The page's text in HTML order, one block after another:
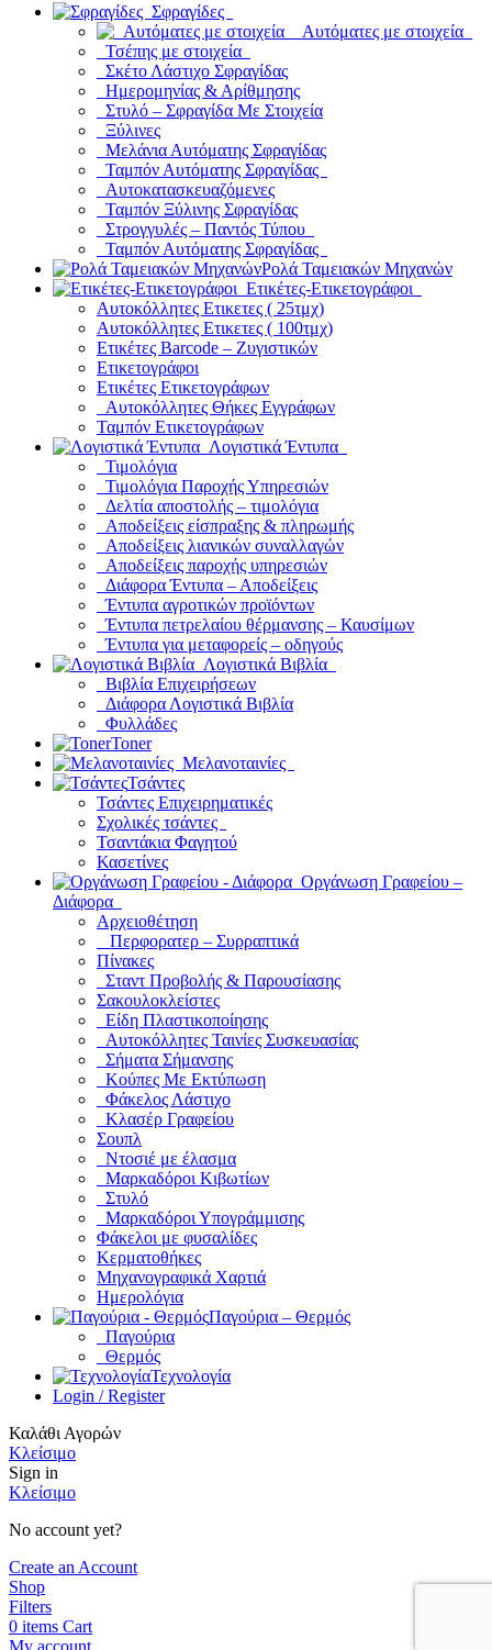
Σφραγίδες
Αυτόματες με στοιχεία
Τσέπης με στοιχεία
Σκέτο Λάστιχο Σφραγίδας
Ημερομηνίας & Αρίθμησης
Στυλό – Σφραγίδα Με Στοιχεία
Ξύλινες
Μελάνια Αυτόματης Σφραγίδας
Ταμπόν Αυτόματης Σφραγίδας
Αυτοκατασκευαζόμενες
Ταμπόν Ξύλινης Σφραγίδας
Στρογγυλές – Παντός Τύπου
Ταμπόν Αυτόματης Σφραγίδας
Ρολά Ταμειακών Μηχανών
Ετικέτες-Ετικετογράφοι
Αυτοκόλλητες Ετικετες ( 25τμχ)
Αυτοκόλλητες Ετικετες ( 100τμχ)
Ετικέτες Barcode – Ζυγιστικών
Ετικετογράφοι
Ετικέτες Ετικετογράφων
Αυτοκόλλητες Θήκες Εγγράφων
Ταμπόν Ετικετογράφων
Λογιστικά Έντυπα
Τιμολόγια
Τιμολόγια Παροχής Υπηρεσιών
Δελτία αποστολής – τιμολόγια
Αποδείξεις είσπραξης & πληρωμής
Αποδείξεις λιανικών συναλλαγών
Αποδείξεις παροχής υπηρεσιών
Διάφορα Έντυπα – Αποδείξεις
Έντυπα αγροτικών προϊόντων
Έντυπα πετρελαίου θέρμανσης – Καυσίμων
Έντυπα για μεταφορείς – οδηγούς
Λογιστικά Βιβλία
Βιβλία Επιχειρήσεων
Διάφορα Λογιστικά Βιβλία
Φυλλάδες
Toner
Μελανοταινίες
Τσάντες
Τσάντες Επιχειρηματικές
Σχολικές τσάντες
Τσαντάκια Φαγητού
Κασετίνες
Οργάνωση Γραφείου –
Διάφορα
Αρχειοθέτηση
Περφορατερ – Συρραπτικά
Πίνακες
Σταντ Προβολής & Παρουσίασης
Σακουλοκλείστες
Είδη Πλαστικοποίησης
Αυτοκόλλητες Ταινίες Συσκευασίας
Σήματα Σήμανσης
Κούπες Με Εκτύπωση
Φάκελος Λάστιχο
Κλασέρ Γραφείου
Σουπλ
Ντοσιέ με έλασμα
Μαρκαδόροι Κιβωτίων
Στυλό
Μαρκαδόροι Υπογράμμισης
Φάκελοι με φυσαλίδες
Κερματοθήκες
Μηχανογραφικά Χαρτιά
Ημερολόγια
Παγούρια – Θερμός
Παγούρια
Θερμός
Τεχνολογία
Login / Register
Καλάθι Αγορών
Κλείσιμο
Sign in
Κλείσιμο
No account yet?
Create an Account
Shop
Filters
0 items Cart
My account